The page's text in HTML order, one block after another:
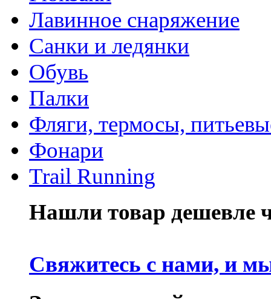
Лавинное снаряжение
Санки и ледянки
Обувь
Палки
Фляги, термосы,
Фонари
Trail Running
Нашли товар дешевле
Свяжитесь с нами, и